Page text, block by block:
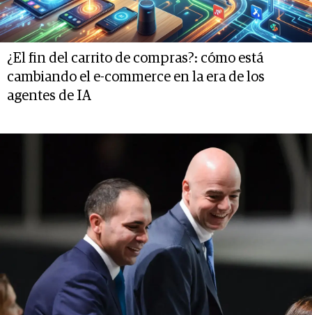
¿El fin del carrito de compras?: cómo está
cambiando el e-commerce en la era de los
agentes de IA